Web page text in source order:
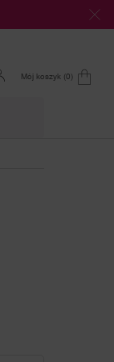
Mój koszyk 0
0 produkt